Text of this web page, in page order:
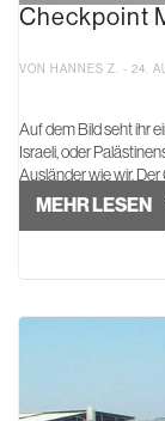
Checkpoint
VON HANNES Z. - 24.
Auf dem Bild seht ihr
Israeli, oder
Ausländer wie wir.
daneben, schaut so
MEHR LESEN